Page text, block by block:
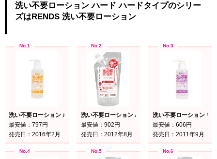
洗い不要ローション ハード ハードタイプのシリー
ズはRENDS 洗い不要ローション
洗い不要ローション ホット ホット
最安値：797円
発売日：2016年2月
洗い不要ローション ハード ハード
最安値：902円
発売日：2012年8月
洗い不要ローション モ
最安値：606円
発売日：2011年9月